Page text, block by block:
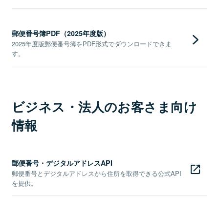
郵便番号簿PDF（2025年度版）
2025年度版郵便番号簿をPDF形式でダウンロードできま
す。
ビジネス・法人のお客さま向け
情報
郵便番号・デジタルアドレスAPI
郵便番号とデジタルアドレスから住所を取得できる公式API
を提供。